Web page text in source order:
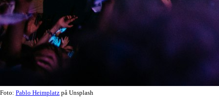
Foto: Pablo Heimplatz på Unsplash